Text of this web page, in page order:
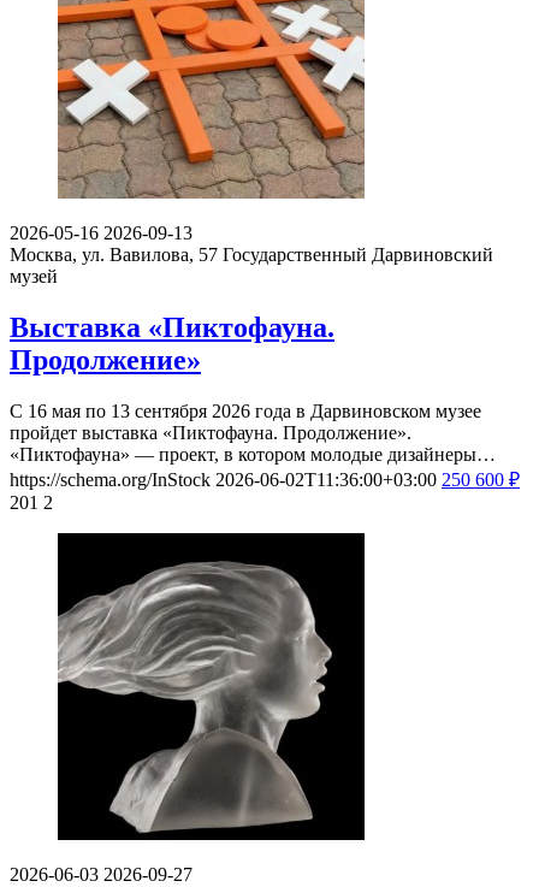
2026-05-16 2026-09-13
Москва, ул. Вавилова, 57 Государственный Дарвиновский
музей
Выставка «Пиктофауна.
Продолжение»
С 16 мая по 13 сентября 2026 года в Дарвиновском музее
пройдет выставка «Пиктофауна. Продолжение».
«Пиктофауна» — проект, в котором молодые дизайнеры…
https://schema.org/InStock 2026-06-02T11:36:00+03:00 250 600 ₽
201 2
2026-06-03 2026-09-27